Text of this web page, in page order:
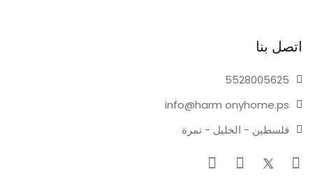
اتصل بنا
05625
55280
info@harm onyhome.ps
فلسطين - الخليل - نمرة